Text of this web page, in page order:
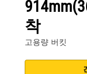
착
고용량 버킷